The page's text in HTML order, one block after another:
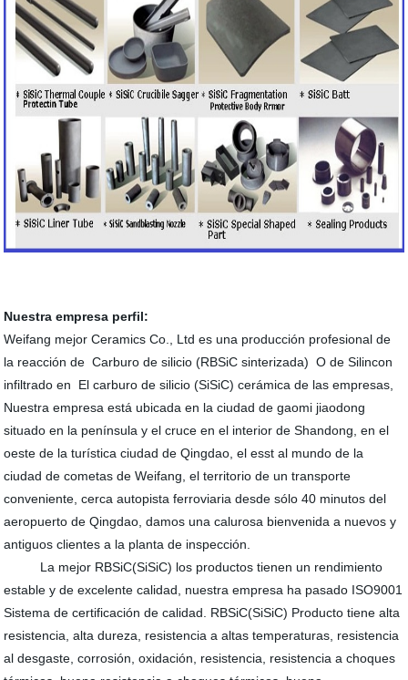
Nuestra empresa perfil:
Weifang mejor Ceramics Co., Ltd es una producción profesional de
la reacción de Carburo de silicio (RBSiC sinterizada) O de Silincon
infiltrado en El carburo de silicio (SiSiC) cerámica de las empresas,
Nuestra empresa está ubicada en la ciudad de gaomi jiaodong
situado en la península y el cruce en el interior de Shandong, en el
oeste de la turística ciudad de Qingdao, el esst al mundo de la
ciudad de cometas de Weifang, el territorio de un transporte
conveniente, cerca autopista ferroviaria desde sólo 40 minutos del
aeropuerto de Qingdao, damos una calurosa bienvenida a nuevos y
antiguos clientes a la planta de inspección.
La mejor RBSiC(SiSiC) los productos tienen un rendimiento
estable y de excelente calidad, nuestra empresa ha pasado ISO9001
Sistema de certificación de calidad. RBSiC(SiSiC) Producto tiene alta
resistencia, alta dureza, resistencia a altas temperaturas, resistencia
al desgaste, corrosión, oxidación, resistencia, resistencia a choques